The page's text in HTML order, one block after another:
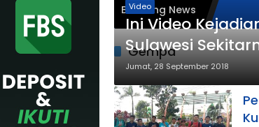
Breaking News
Gempa
Video
Ini Video
Sulawesi
Jumat, 28 September 2018